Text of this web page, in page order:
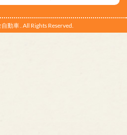
動車 . All Rights Reserved.